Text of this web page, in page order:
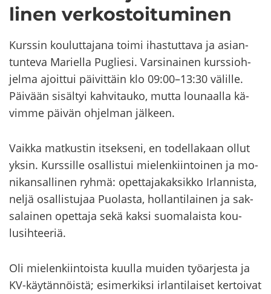
li­nen ver­kos­toi­tu­mi­nen
Kurs­sin kou­lut­ta­ja­na toimi ihas­tut­ta­va ja asian­
tun­te­va Ma­riel­la Puglie­si. Var­si­nai­nen kurs­sioh­
jel­ma ajoit­tui päi­vit­täin klo 09:00–13:30 vä­lil­le.
Päi­vään si­säl­tyi kah­vi­tau­ko, mutta lou­naal­la kä­
vim­me päi­vän oh­jel­man jäl­keen.
Vaik­ka mat­kus­tin it­sek­se­ni, en to­del­la­kaan ollut
yksin. Kurs­sil­le osal­lis­tui mie­len­kiin­toi­nen ja mo­
ni­kan­sal­li­nen ryhmä: opet­ta­ja­kak­sik­ko Ir­lan­nis­ta,
neljä osal­lis­tu­jaa Puo­las­ta, hol­lan­ti­lai­nen ja sak­
sa­lai­nen opet­ta­ja sekä kaksi suo­ma­lais­ta kou­
lusih­tee­riä.
Oli mie­len­kiin­tois­ta kuul­la mui­den työ­ar­jes­ta ja
KV-​käytännöistä; esi­mer­kik­si ir­lan­ti­lai­set ker­toi­vat